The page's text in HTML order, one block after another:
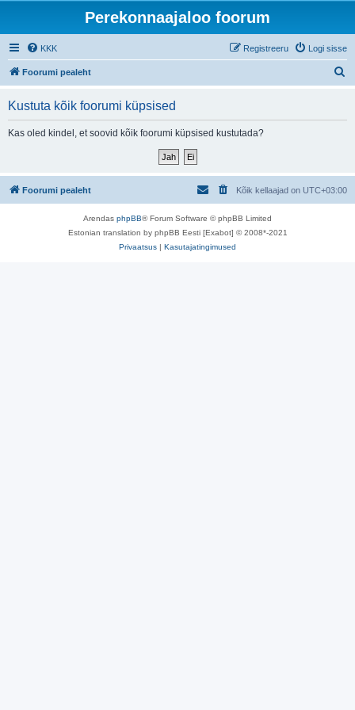
Perekonnaajaloo foorum
KKK Logi sisse
Registreeru
Foorumi pealeht
Kustuta kõik foorumi küpsised
Kas oled kindel, et soovid kõik foorumi küpsised kustutada?
Foorumi pealeht Kõik kellaajad on UTC+03:00
Arendas phpBB® Forum Software © phpBB Limited
Estonian translation by phpBB Eesti [Exabot] © 2008*-2021
Privaatsus | Kasutajatingimused